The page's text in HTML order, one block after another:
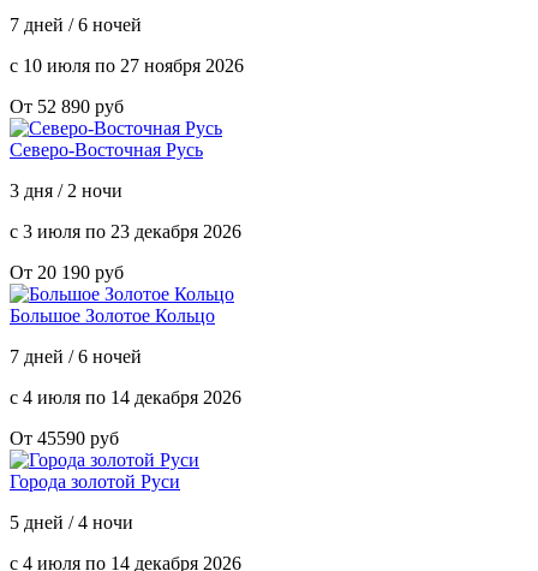
7 дней / 6 ночей
с 10 июля по 27 ноября 2026
От 52 890 руб
Северо-Восточная Русь
3 дня / 2 ночи
с 3 июля по 23 декабря 2026
От 20 190 руб
Большое Золотое Кольцо
7 дней / 6 ночей
с 4 июля по 14 декабря 2026
От 45590 руб
Города золотой Руси
5 дней / 4 ночи
с 4 июля по 14 декабря 2026